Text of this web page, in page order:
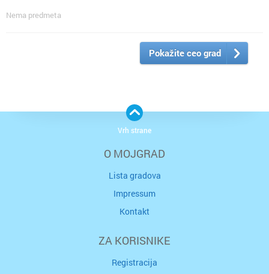
Nema predmeta
Pokažite ceo grad
O MOJGRAD
Lista gradova
Impressum
Kontakt
ZA KORISNIKE
Registracija
Vrh strane